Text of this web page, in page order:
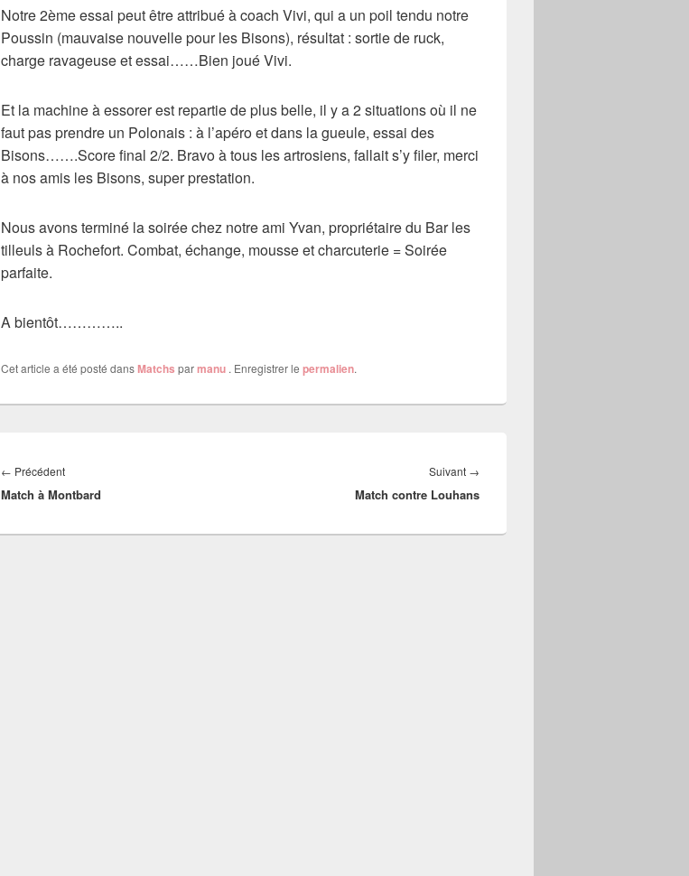
Notre 2ème essai peut être attribué à coach Vivi, qui a un poil tendu notre
Poussin (mauvaise nouvelle pour les Bisons), résultat : sortie de ruck,
charge ravageuse et essai……Bien joué Vivi.
Et la machine à essorer est repartie de plus belle, il y a 2 situations où il ne
faut pas prendre un Polonais : à l’apéro et dans la gueule, essai des
Bisons…….Score final 2/2. Bravo à tous les artrosiens, fallait s’y filer, merci
à nos amis les Bisons, super prestation.
Nous avons terminé la soirée chez notre ami Yvan, propriétaire du Bar les
tilleuls à Rochefort. Combat, échange, mousse et charcuterie = Soirée
parfaite.
A bientôt…………..
Cet article a été posté dansMatchs parmanu . Enregistrer le permalien.
de
l’article
← PrécédentArticle
précédent :
Match à Montbard
Suivant →
suivant :
Match contre Louhans